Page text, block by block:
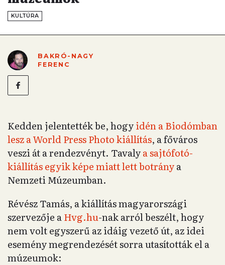
KULTÚRA
BAKRÓ-NAGY
FERENC
Kedden jelentették be, hogyidén a Biodómban
lesz a World Press Photo kiállítás, a főváros
veszi át a rendezvényt. Tavalya sajtófotó-
kiállítás egyik képe miatt lett botránya
Nemzeti Múzeumban.
Révész Tamás, a kiállítás magyarországi
szervezője aHvg.hu-nak arról beszélt, hogy
nem volt egyszerű az idáig vezető út, az idei
esemény megrendezését sorra utasították el a
múzeumok: